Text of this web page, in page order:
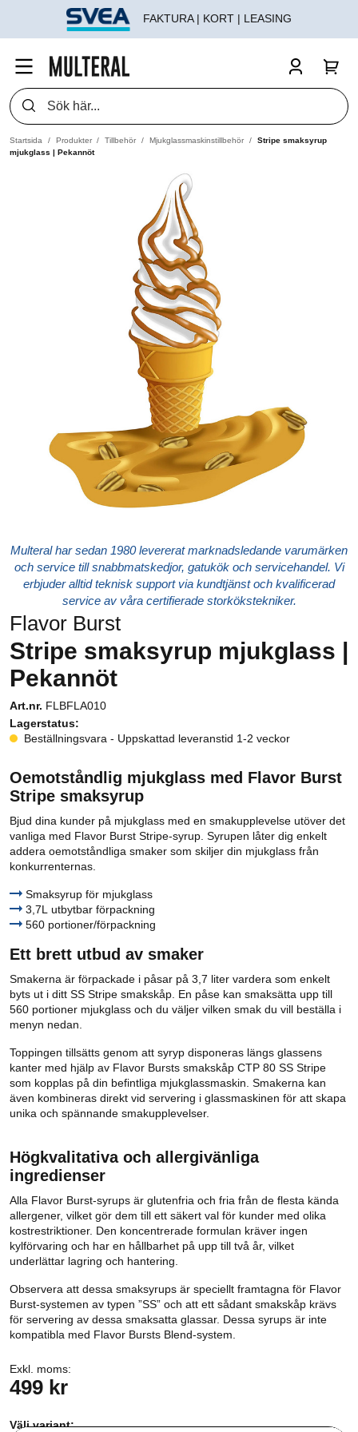
FAKTURA | KORT | LEASING
Startsida Produkter Tillbehör Mjukglassmaskinstillbehör
Stripe smaksyrup
mjukglass | Pekannöt
Multeral har sedan 1980 levererat marknadsledande varumärken
och service till snabbmatskedjor, gatukök och servicehandel. Vi
erbjuder alltid teknisk support via kundtjänst och kvalificerad
service av våra certifierade storkökstekniker.
Flavor Burst
Stripe smaksyrup mjukglass |
Pekannöt
Art.nr. FLBFLA010
Lagerstatus:
Beställningsvara - Uppskattad leveranstid 1-2 veckor
Oemotståndlig mjukglass med Flavor Burst
Stripe smaksyrup
Bjud dina kunder på mjukglass med en smakupplevelse utöver det
vanliga med Flavor Burst Stripe-syrup. Syrupen låter dig enkelt
addera oemotståndliga smaker som skiljer din mjukglass från
konkurrenternas.
Smaksyrup för mjukglass
3,7L utbytbar förpackning
560 portioner/förpackning
Ett brett utbud av smaker
Smakerna är förpackade i påsar på 3,7 liter vardera som enkelt
byts ut i ditt SS Stripe smakskåp. En påse kan smaksätta upp till
560 portioner mjukglass och du väljer vilken smak du vill beställa i
menyn nedan.
Toppingen tillsätts genom att syryp disponeras längs glassens
kanter med hjälp av Flavor Bursts smakskåp CTP 80 SS Stripe
som kopplas på din befintliga mjukglassmaskin. Smakerna kan
även kombineras direkt vid servering i glassmaskinen för att skapa
unika och spännande smakupplevelser.
Högkvalitativa och allergivänliga
ingredienser
Alla Flavor Burst-syrups är glutenfria och fria från de flesta kända
allergener, vilket gör dem till ett säkert val för kunder med olika
kostrestriktioner. Den koncentrerade formulan kräver ingen
kylförvaring och har en hållbarhet på upp till två år, vilket
underlättar lagring och hantering.
Observera att dessa smaksyrups är speciellt framtagna för Flavor
Burst-systemen av typen ”SS” och att ett sådant smakskåp krävs
för servering av dessa smaksatta glassar. Dessa syrups är inte
kompatibla med Flavor Bursts Blend-system.
Exkl. moms:
499 kr
Välj variant: